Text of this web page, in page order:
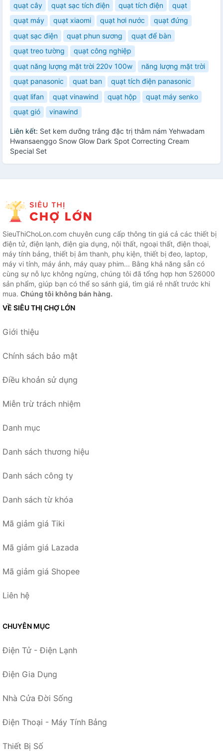
quạt cây
quạt sạc tích điện quạt tích điện
quạt
quạt máy
quạt xiaomi quạt hơi nước
quạt đứng
quạt sạc điện
quạt phun sương
quạt để bàn
quạt treo tường
quạt công nghiệp
quạt năng lượng mặt trời 220v 100w
năng lượng mặt trời
quạt panasonic
quat ban
quạt tích điện panasonic
quạt lifan
quạt vinawind quạt hộp
quạt máy senko
quạt gió
vinawind
Liên kết: Set kem dưỡng trắng đặc trị thâm nám Yehwadam
Hwansaenggo Snow Glow Dark Spot Correcting Cream
Special Set
SieuThiChoLon.com chuyên cung cấp thông tin giá cả các thiết bị
điện tử, điện lạnh, điện gia dụng, nội thất, ngoại thất, điện thoại,
máy tính bảng, thiết bị âm thanh, phụ kiện, thiết bị đeo, laptop,
máy vi tính, máy ảnh, máy quay phim... Bằng khả năng sẵn có
cùng sự nỗ lực không ngừng, chúng tôi đã tổng hợp hơn 526000
sản phẩm, giúp bạn có thể so sánh giá, tìm giá rẻ nhất trước khi
mua. Chúng tôi không bán hàng.
VỀ SIÊU THỊ CHỢ LỚN
Giới thiệu
Chính sách bảo mật
Điều khoản sử dụng
Miễn trừ trách nhiệm
Danh mục
Danh sách thương hiệu
Danh sách công ty
Danh sách từ khóa
Mã giảm giá Tiki
Mã giảm giá Lazada
Mã giảm giá Shopee
Liên hệ
CHUYÊN MỤC
Điện Tử - Điện Lạnh
Điện Gia Dụng
Nhà Cửa Đời Sống
Điện Thoại - Máy Tính Bảng
Thiết Bị Số